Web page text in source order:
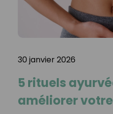
30 janvier 2026
5 rituels
améliorer